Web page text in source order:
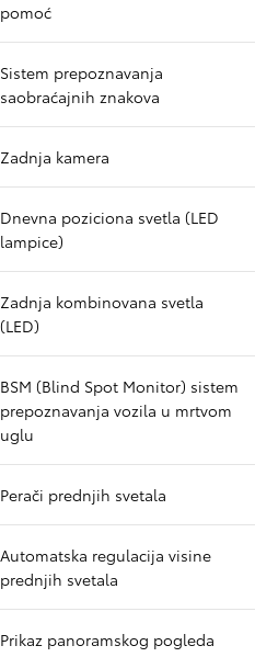
pomoć
Sistem prepoznavanja
saobraćajnih znakova
Zadnja kamera
Dnevna poziciona svetla (LED
lampice)
Zadnja kombinovana svetla
(LED)
BSM (Blind Spot Monitor) sistem
prepoznavanja vozila u mrtvom
uglu
Perači prednjih svetala
Automatska regulacija visine
prednjih svetala
Prikaz panoramskog pogleda